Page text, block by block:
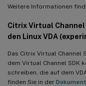
Weitere Informationen
Citrix Virtual
den Linux VDA
Das Citrix Virtual Channel
dem Virtual Channel SDK
schreiben, die auf dem
finden Sie in der